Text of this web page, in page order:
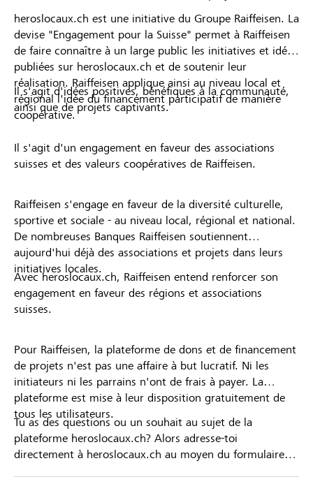
heroslocaux.ch est une initiative du Groupe Raiffeisen. La
devise "Engagement pour la Suisse" permet à Raiffeisen
de faire connaître à un large public les initiatives et idées
publiées sur heroslocaux.ch et de soutenir leur
réalisation. Raiffeisen applique ainsi au niveau local et
régional l'idée du financement participatif de manière
coopérative.
Il s'agit d'idées positives, bénéfiques à la communauté,
ainsi que de projets captivants.
Il s'agit d'un engagement en faveur des associations
suisses et des valeurs coopératives de Raiffeisen.
Raiffeisen s'engage en faveur de la diversité culturelle,
sportive et sociale - au niveau local, régional et national.
De nombreuses Banques Raiffeisen soutiennent
aujourd'hui déjà des associations et projets dans leurs
initiatives locales.
Avec heroslocaux.ch, Raiffeisen entend renforcer son
engagement en faveur des régions et associations
suisses.
Pour Raiffeisen, la plateforme de dons et de financement
de projets n'est pas une affaire à but lucratif. Ni les
initiateurs ni les parrains n'ont de frais à payer. La
plateforme est mise à leur disposition gratuitement de
tous les utilisateurs.
Tu as des questions ou un souhait au sujet de la
plateforme heroslocaux.ch? Alors adresse-toi
directement à heroslocaux.ch au moyen du formulaire